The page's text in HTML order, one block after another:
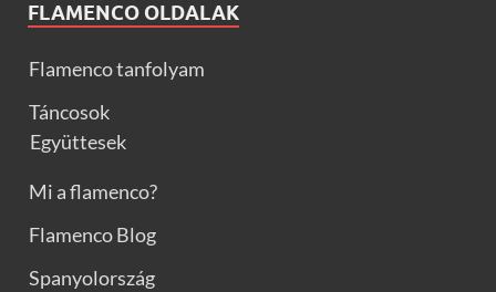
FLAMENCO OLDALAK
Flamenco tanfolyam
Táncosok
Együttesek
Mi a flamenco?
Flamenco Blog
Spanyolország